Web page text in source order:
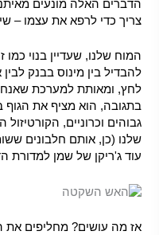
הדברים האלה מונעים
צריך כדי לרפא את עצמו –
המוח שלנו, שעדיין בנוי
להבדיל בין מינוס בבנק
לחץ, ומאותת למערכת
בתגובה, הוא מציף את הגוף
גבוהים וכרוניים,
שלנו (כן, אותם חלבונים
עוד ג'ריקן של שמן
אז מה עושים? מחליפים